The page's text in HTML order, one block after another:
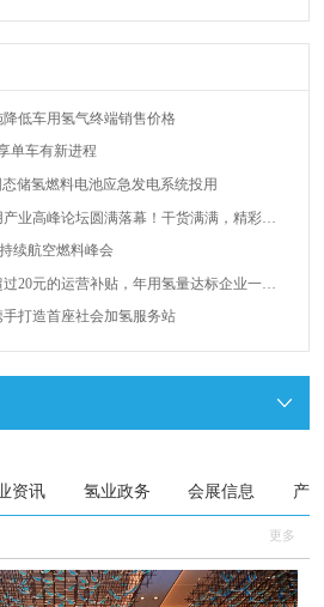
低车用氢气终端销售价格
单车有新进程
储氢燃料电池应急发电系统投用
业高峰论坛圆满落幕！干货满满，精彩瞬
续航空燃料峰会
20元的运营补贴，年用氢量达标企业一次
打造首座社会加氢服务站
性自卸车联合开发协议签署暨项目阶段开发
装备，与市区相关领导就威海文登区氢能
资讯 氢业政务 会展信息 产
更多